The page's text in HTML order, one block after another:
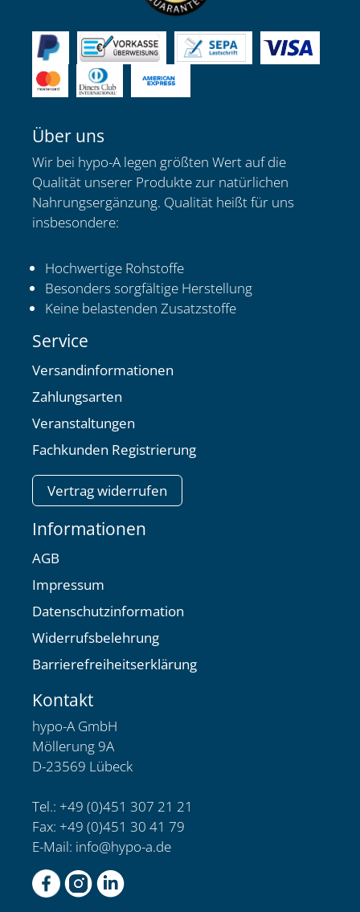
Über uns
Wir bei hypo-A legen größten Wert auf die
Qualität unserer Produkte zur natürlichen
Nahrungsergänzung. Qualität heißt für uns
insbesondere:
Hochwertige Rohstoffe
Besonders sorgfältige Herstellung
Keine belastenden Zusatzstoffe
Service
Versandinformationen
Zahlungsarten
Veranstaltungen
Fachkunden Registrierung
Vertrag widerrufen
Informationen
AGB
Impressum
Datenschutzinformation
Widerrufsbelehrung
Barrierefreiheitserklärung
Kontakt
hypo-A GmbH
Möllerung 9A
D-23569 Lübeck
Tel.: +49 (0)451 307 21 21
Fax: +49 (0)451 30 41 79
E-Mail: info@hypo-a.de